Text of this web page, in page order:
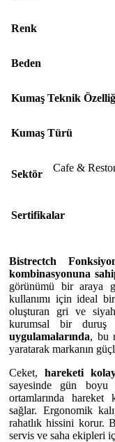
Renk
Beden
Kumaş Teknik
Kumaş Türü
Sektör
Cafe &
Sertifikalar
Bistrectch
kombinasyonuna
görünümü bir araya
kullanımı için ideal
oluşturan gri ve
kurumsal bir
uygulamalarında, bu
yaratarak markanın
Ceket, hareketi
sayesinde gün boyu
ortamlarında hareket
sağlar. Ergonomik
rahatlık hissini korur.
servis ve saha ekipleri